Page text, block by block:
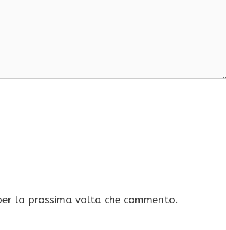
la prossima volta che commento.